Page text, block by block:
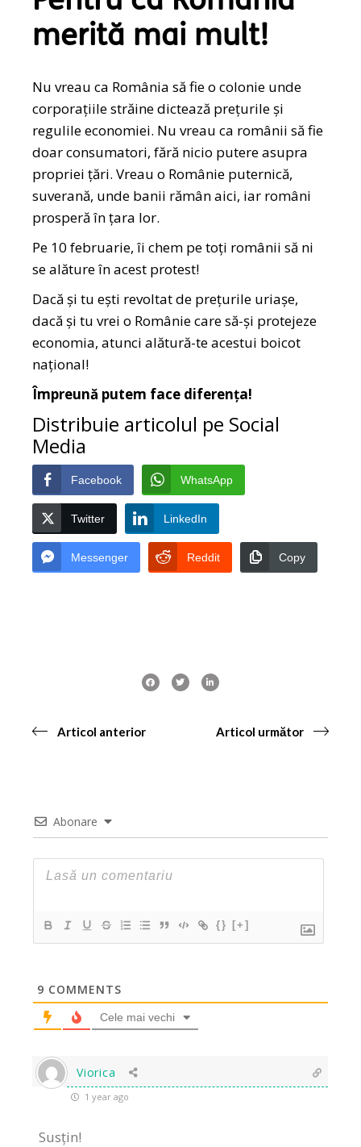
merită mai mult!
Nu vreau ca România să fie o colonie unde
corporațiile străine dictează prețurile și
regulile economiei. Nu vreau ca românii să fie
doar consumatori, fără nicio putere asupra
propriei țări. Vreau o Românie puternică,
suverană, unde banii rămân aici, iar români
prosperă în țara lor.
Pe 10 februarie, îi chem pe toți românii să ni
se alăture în acest protest!
Dacă și tu ești revoltat de prețurile uriașe,
dacă și tu vrei o Românie care să-și protejeze
economia, atunci alătură-te acestui boicot
național!
Împreună putem face diferența!
Distribuie articolul pe Social
Media
Facebook WhatsApp
Twitter LinkedIn
Messenger Reddit Copy
Articol anterior Articol următor
Abonare
{} [+]
9 COMMENTS
Cele mai vechi
Viorica
1 year ago
Susțin!